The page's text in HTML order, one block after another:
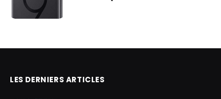
LES DERNIERS ARTICLES